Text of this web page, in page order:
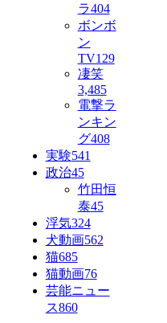
ラ404
ボンボ
ン
TV129
凄笑
3,485
電撃ラ
ンキン
グ408
実験541
政治45
竹田恒
泰45
浮気324
犬動画562
猫685
猫動画76
芸能ニュー
ス860